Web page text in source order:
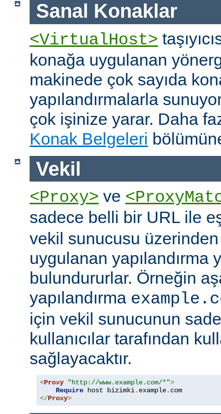
Sanal Konaklar
<VirtualHost>
konağa uygulanan
makinede çok sayıda
yapılandırmalarla
çok işinize yarar. Daha
Konak Belgeleri
Vekil
<Proxy> ve
sadece belli bir URL ile
vekil sunucusu
uygulanan yapılandırma
bulundururlar. Örneğin
yapılandırma
için vekil sunucunun
kullanıcılar tarafından
sağlayacaktır.
<Proxy "http://www.example.com/*">
Require host bizimki. example.
</Proxy>